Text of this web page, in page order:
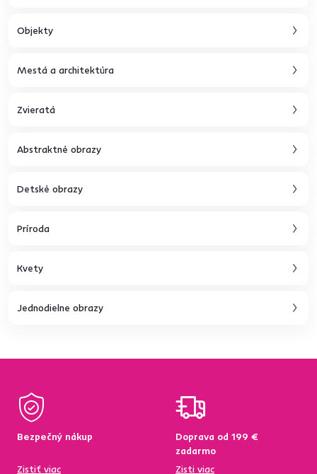
Objekty
Mestá a architektúra
Zvieratá
Abstraktné obrazy
Detské obrazy
Príroda
Kvety
Jednodielne obrazy
Bezpečný nákup
Zistiť viac
Doprava od 199 €
zadarmo
Zisti viac